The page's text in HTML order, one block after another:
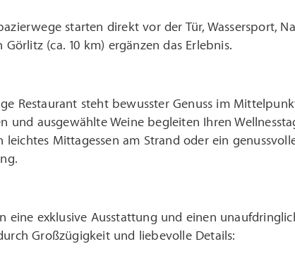
starten direkt vor der Tür, Wassersport,
(ca. 10 km) ergänzen das Erlebnis.
Restaurant steht bewusster Genuss im
und ausgewählte Weine begleiten Ihren
leichtes Mittagessen am Strand oder ein
eine exklusive Ausstattung und einen
Großzügigkeit und liebevolle Details: